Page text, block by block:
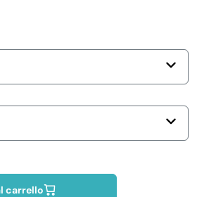
CONTENITORI ALIMENTARI
HO.RE.CA
carrello